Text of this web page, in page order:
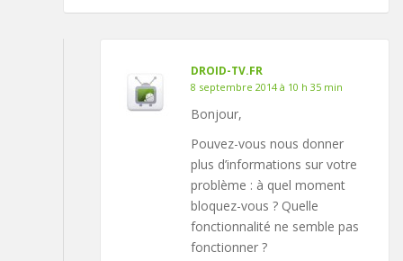
DROID-TV.FR
8 septembre 2014 à 10 h 35 min
Bonjour,
Pouvez-vous nous donner
plus d’informations sur votre
problème : à quel moment
bloquez-vous ? Quelle
fonctionnalité ne semble pas
fonctionner ?